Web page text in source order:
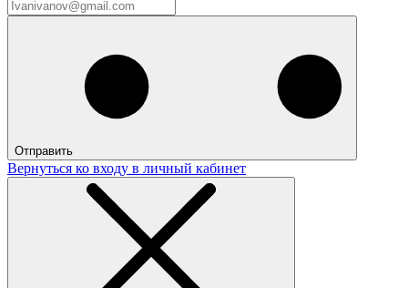
Отправить
Вернуться ко входу в личный кабинет